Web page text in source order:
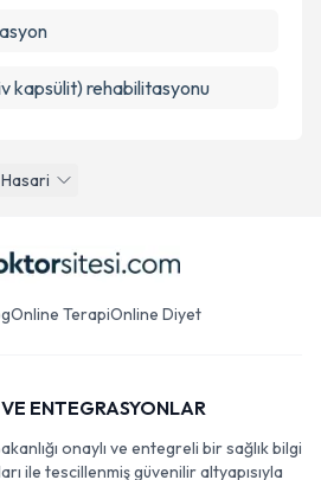
kapsülit) rehabilitasyonu
Online TerapiOnline Diyet
ENTEGRASYONLAR
onaylı ve entegreli bir sağlık bilgi
ile tescillenmiş güvenilir altyapısıyla